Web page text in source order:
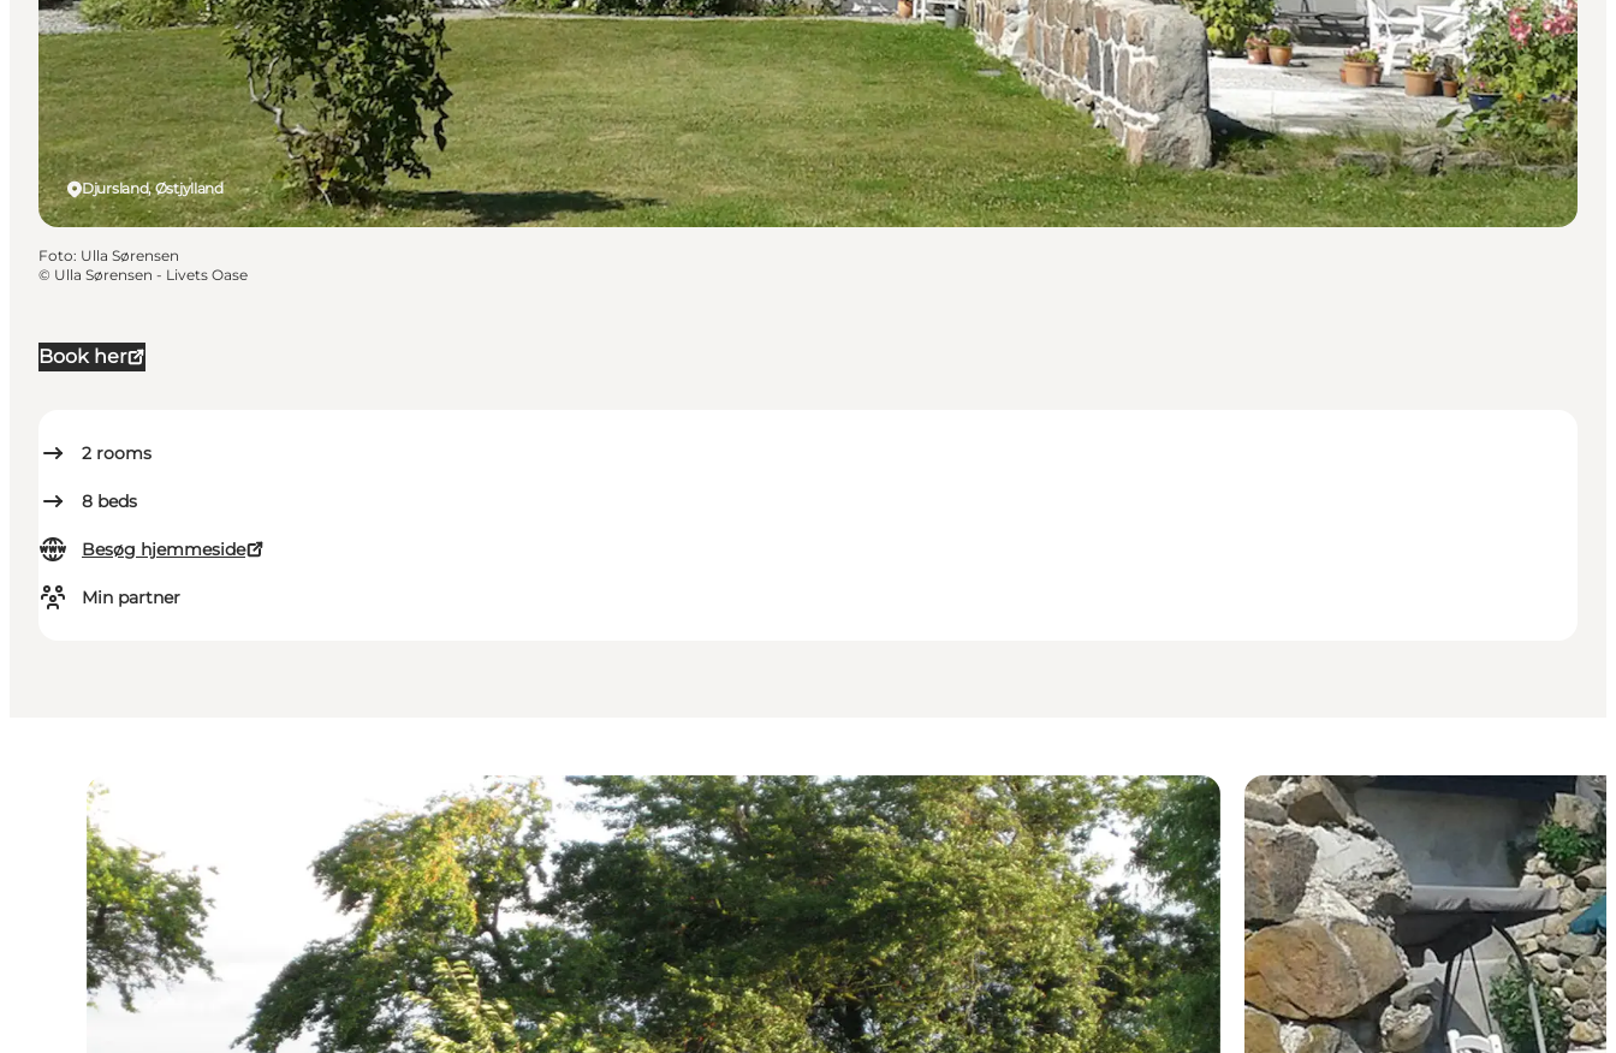
Book her
2 rooms
8 beds
Besøg hjemmeside
Min partner
Djursland, Østjylland
Foto: Ulla Sørensen
© Ulla Sørensen - Livets Oase